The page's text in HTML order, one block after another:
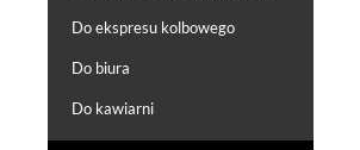
Do ekspresu kolbowego
Do biura
Do kawiarni